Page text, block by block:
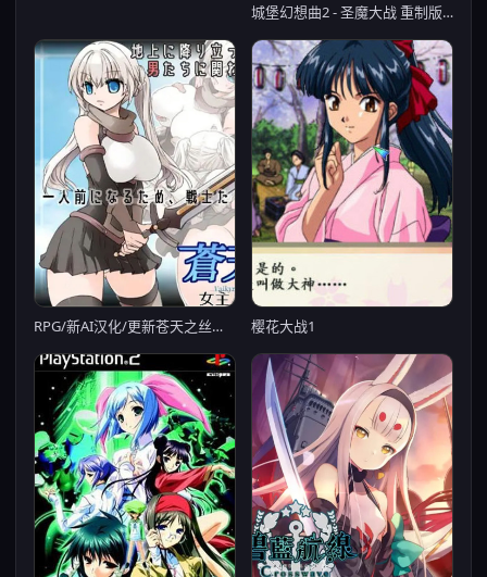
城堡幻想曲2 - 圣魔大战 重制版(附全CG存档)【20230315】
RPG/新AI汉化/更新苍天之丝黛拉 v1.2【20231125】 樱花大战1